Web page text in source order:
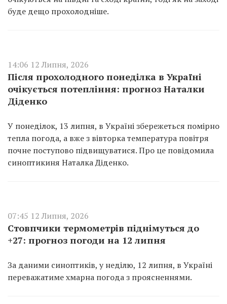
буде дещо прохолодніше.
14:06 12 Липня, 2026
Після прохолодного понеділка в Україні
очікується потепління: прогноз Наталки
Діденко
У понеділок, 13 липня, в Україні збережеться помірно
тепла погода, а вже з вівторка температура повітря
почне поступово підвищуватися. Про це повідомила
синоптикиня Наталка Діденко.
07:45 12 Липня, 2026
Стовпчики термометрів піднімуться до
+27: прогноз погоди на 12 липня
За даними синоптиків, у неділю, 12 липня, в Україні
переважатиме хмарна погода з проясненнями.